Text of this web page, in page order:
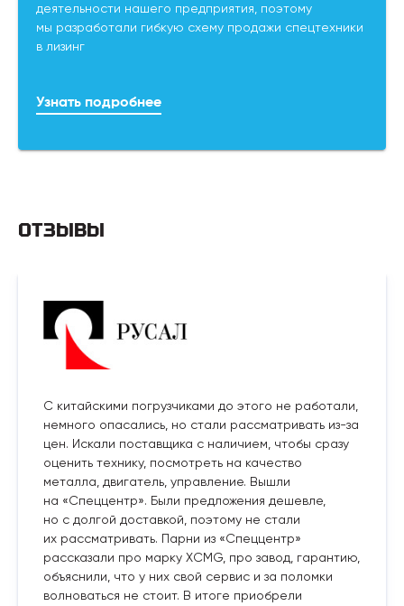
деятельности нашего предприятия, поэтому
мы разработали гибкую схему продажи спецтехники
в лизинг
Узнать подробнее
ОТЗЫВЫ
С китайскими погрузчиками до этого не работали,
немного опасались, но стали рассматривать из-за
цен. Искали поставщика с наличием, чтобы сразу
оценить технику, посмотреть на качество
металла, двигатель, управление. Вышли
на «Спеццентр». Были предложения дешевле,
но с долгой доставкой, поэтому не стали
их рассматривать. Парни из «Спеццентр»
рассказали про марку XCMG, про завод, гарантию,
объяснили, что у них свой сервис и за поломки
волноваться не стоит. В итоге приобрели